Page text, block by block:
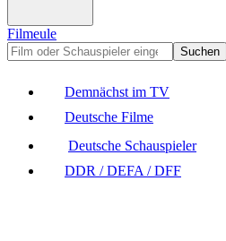
Filmeule
Suchen
Demnächst im TV
Deutsche Filme
Deutsche Schauspieler
DDR / DEFA / DFF